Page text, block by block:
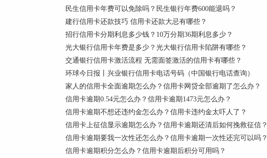
民生信用卡年费可以免除吗？民生银行年费600能退吗？
建行信用卡还款技巧 信用卡还款大忌有哪些？
招行信用卡分期利息多少钱？10万分期36期利息多少？
光大银行信用卡年费是多少？光大银行信用卡陷阱有哪些？
交通银行信用卡激活流程 无需面签激活的信用卡有哪些？
环球今日报丨兴业银行信用卡电话号码（中国银行电话查询）
家人的信用卡全面逾期怎么办？信用卡网贷全部逾期了怎么办？
信用卡逾期0.54元怎么办？信用卡逾期1473元怎么办？
信用卡逾期不想还违约金怎么办？信用卡违约金太吓人了？
信用卡上征信显示逾期怎么办？信用卡逾期还清后如何挽救征信？
信用卡逾期要我一次性还怎么办？信用卡逾期一次性还完可以吗？
信用卡逾期积分怎么办？信用卡逾期后积分可用吗？